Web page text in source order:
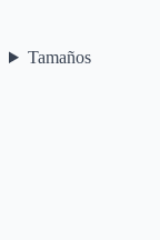
Tamaños